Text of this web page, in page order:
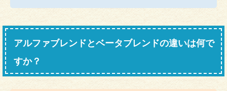
アルファブレンドとベータブレンドの違いは何で
すか？